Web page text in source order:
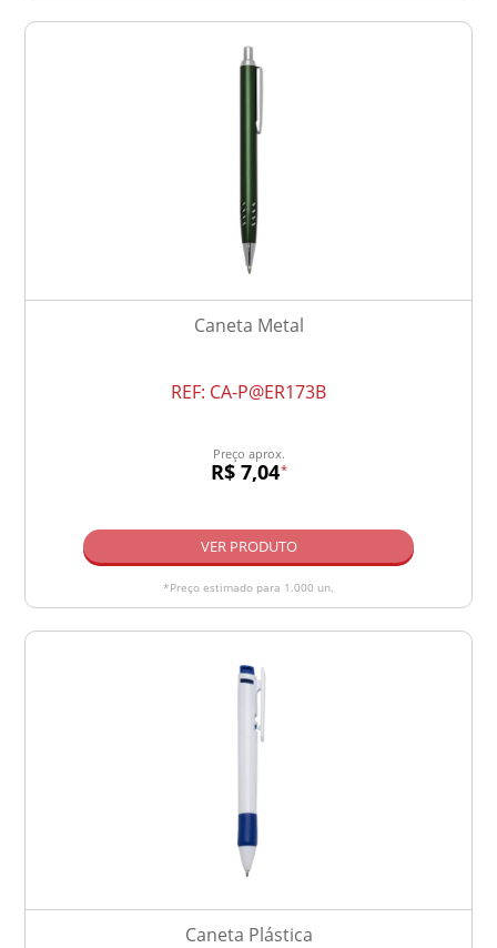
Caneta Metal
REF: CA-P@ER173B
Preço aprox.
R$ 7,04*
VER PRODUTO
*Preço estimado para 1.000 un.
Caneta Plástica